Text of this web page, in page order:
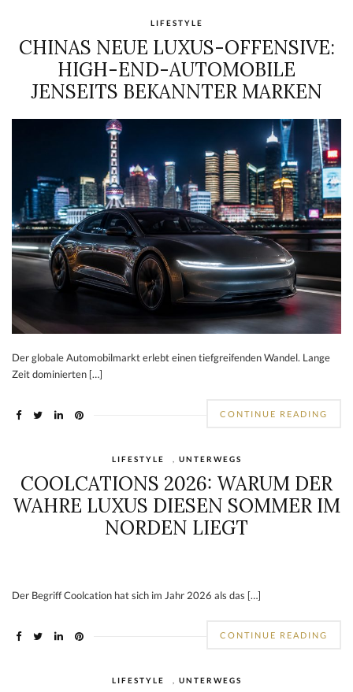
LIFESTYLE
CHINAS NEUE LUXUS-OFFENSIVE:
HIGH-END-AUTOMOBILE
JENSEITS BEKANNTER MARKEN
Der globale Automobilmarkt erlebt einen tiefgreifenden Wandel. Lange
Zeit dominierten […]
CONTINUE READING
LIFESTYLE UNTERWEGS
COOLCATIONS 2026: WARUM DER
WAHRE LUXUS DIESEN SOMMER IM
NORDEN LIEGT
Der Begriff Coolcation hat sich im Jahr 2026 als das […]
CONTINUE READING
LIFESTYLE UNTERWEGS